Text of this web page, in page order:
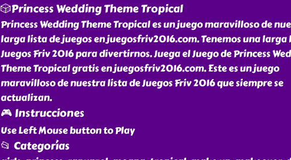
🎲Princess Wedding Theme Tropical
Princess Wedding Theme Tropical es un juego maravilloso de
larga lista de juegos en juegosfriv2016.com. Tenemos una larga
Juegos Friv 2016 para divertirnos. Juega el Juego de Princess
Theme Tropical gratis en juegosfriv2016.com. Este es un juego
maravilloso de nuestra lista de Juegos Friv 2016 que siempre se
actualizan.
🎮 Instrucciones
Use Left Mouse button to Play
📂 Categorías